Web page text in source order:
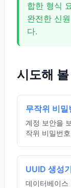
합한 형식
완전한 신
다.
시도해
무작위 비밀
계정 보안을
작위 비밀번
UUID 생성기
데이터베이스